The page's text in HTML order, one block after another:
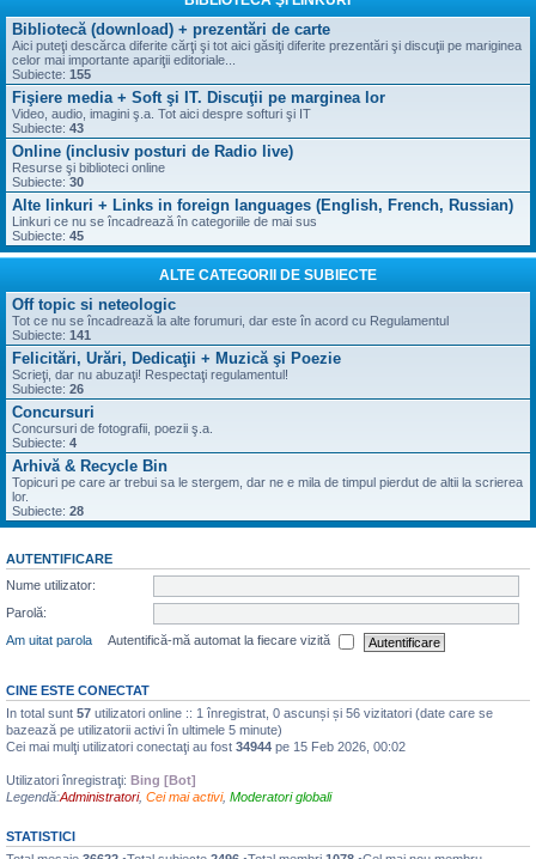
Bibliotecă (download) + prezentări de carte
Aici puteţi descărca diferite cărţi şi tot aici găsiţi diferite prezentări şi discuţii pe mariginea
celor mai importante apariţii editoriale...
Subiecte: 155
Fişiere media + Soft şi IT. Discuţii pe marginea lor
Video, audio, imagini ş.a. Tot aici despre softuri şi IT
Subiecte: 43
Online (inclusiv posturi de Radio live)
Resurse şi biblioteci online
Subiecte: 30
Alte linkuri + Links in foreign languages (English, French, Russian)
Linkuri ce nu se încadrează în categoriile de mai sus
Subiecte: 45
ALTE CATEGORII DE SUBIECTE
Off topic si neteologic
Tot ce nu se încadrează la alte forumuri, dar este în acord cu Regulamentul
Subiecte: 141
Felicitări, Urări, Dedicaţii + Muzică şi Poezie
Scrieţi, dar nu abuzaţi! Respectaţi regulamentul!
Subiecte: 26
Concursuri
Concursuri de fotografii, poezii ş.a.
Subiecte: 4
Arhivă & Recycle Bin
Topicuri pe care ar trebui sa le stergem, dar ne e mila de timpul pierdut de altii la scrierea
lor.
Subiecte: 28
AUTENTIFICARE
Nume utilizator:
Parolă:
Am uitat parola
Autentifică-mă automat la fiecare vizită
CINE ESTE CONECTAT
In total sunt 57 utilizatori online :: 1 înregistrat, 0 ascunși și 56 vizitatori (date care se
bazează pe utilizatorii activi în ultimele 5 minute)
Cei mai mulţi utilizatori conectaţi au fost 34944 pe 15 Feb 2026, 00:02
Utilizatori înregistraţi: Bing [Bot]
Legendă:Administratori, Cei mai activi, Moderatori globali
STATISTICI